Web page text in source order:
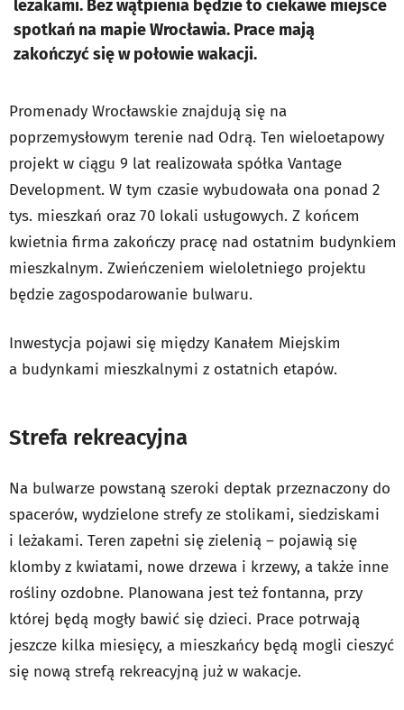
leżakami. Bez wątpienia będzie to ciekawe miejsce
spotkań na mapie Wrocławia. Prace mają
zakończyć się w połowie wakacji.
Promenady Wrocławskie znajdują się na
poprzemysłowym terenie nad Odrą. Ten wieloetapowy
projekt w ciągu 9 lat realizowała spółka Vantage
Development. W tym czasie wybudowała ona ponad 2
tys. mieszkań oraz 70 lokali usługowych. Z końcem
kwietnia firma zakończy pracę nad ostatnim budynkiem
mieszkalnym. Zwieńczeniem wieloletniego projektu
będzie zagospodarowanie bulwaru.
Inwestycja pojawi się między Kanałem Miejskim
a budynkami mieszkalnymi z ostatnich etapów.
Strefa rekreacyjna
Na bulwarze powstaną szeroki deptak przeznaczony do
spacerów, wydzielone strefy ze stolikami, siedziskami
i leżakami. Teren zapełni się zielenią – pojawią się
klomby z kwiatami, nowe drzewa i krzewy, a także inne
rośliny ozdobne. Planowana jest też fontanna, przy
której będą mogły bawić się dzieci. Prace potrwają
jeszcze kilka miesięcy, a mieszkańcy będą mogli cieszyć
się nową strefą rekreacyjną już w wakacje.